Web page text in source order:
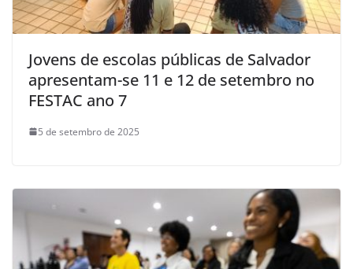
Jovens de escolas públicas de Salvador
apresentam-se 11 e 12 de setembro no
FESTAC ano 7
5 de setembro de 2025